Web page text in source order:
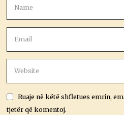
Ruaje në këtë shfletues emrin,
tjetër që komentoj.